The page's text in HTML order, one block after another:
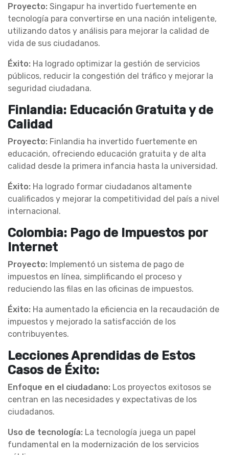
Proyecto: Singapur ha invertido fuertemente en
tecnología para convertirse en una nación inteligente,
utilizando datos y análisis para mejorar la calidad de
vida de sus ciudadanos.
Éxito: Ha logrado optimizar la gestión de servicios
públicos, reducir la congestión del tráfico y mejorar la
seguridad ciudadana.
Finlandia: Educación Gratuita y de
Calidad
Proyecto: Finlandia ha invertido fuertemente en
educación, ofreciendo educación gratuita y de alta
calidad desde la primera infancia hasta la universidad.
Éxito: Ha logrado formar ciudadanos altamente
cualificados y mejorar la competitividad del país a nivel
internacional.
Colombia: Pago de Impuestos por
Internet
Proyecto: Implementó un sistema de pago de
impuestos en línea, simplificando el proceso y
reduciendo las filas en las oficinas de impuestos.
Éxito: Ha aumentado la eficiencia en la recaudación de
impuestos y mejorado la satisfacción de los
contribuyentes.
Lecciones Aprendidas de Estos
Casos de Éxito:
Enfoque en el ciudadano: Los proyectos exitosos se
centran en las necesidades y expectativas de los
ciudadanos.
Uso de tecnología: La tecnología juega un papel
fundamental en la modernización de los servicios